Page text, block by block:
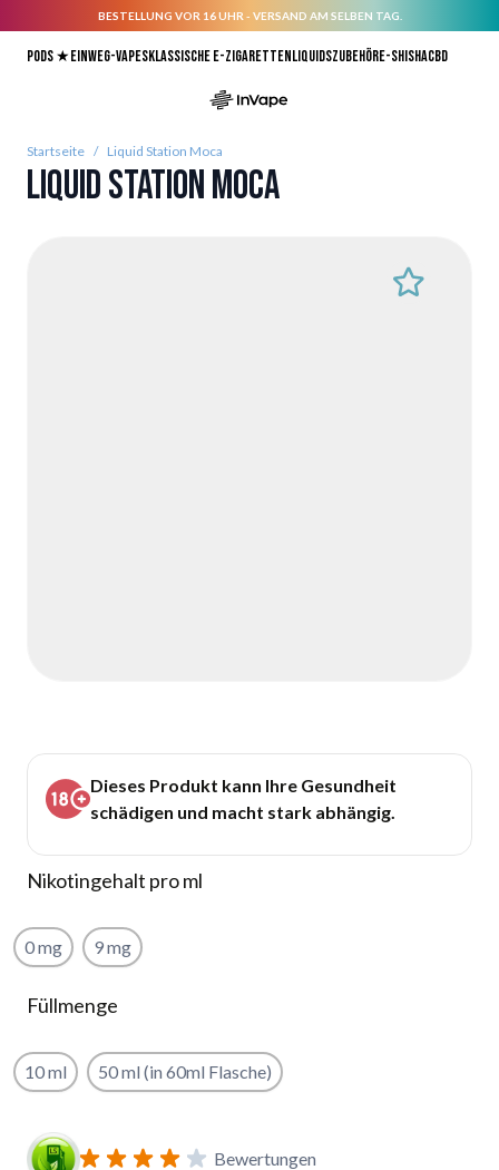
BESTELLUNG VOR 16 UHR - VERSAND AM SELBEN TAG.
Pods ★Einweg-VapesKlassische E-ZigarettenLiquidsZubehörE-ShishaCBD
Startseite / Liquid Station Moca
Liquid Station Moca
Dieses Produkt kann Ihre Gesundheit
schädigen und macht stark abhängig.
Nikotingehalt pro ml
0 mg 9 mg
Füllmenge
10 ml 50 ml (in 60ml Flasche)
Benachrichtigungsformular für Wiederverfügbarkeit
Bewertungen